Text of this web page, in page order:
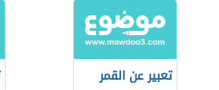
تعبير عن القمر